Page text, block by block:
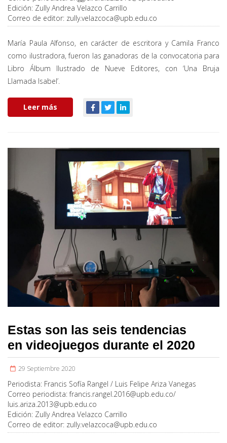
Edición: Zully Andrea Velazco Carrillo
Correo de editor: zully.velazcoca@upb.edu.co
María Paula Alfonso, en carácter de escritora y Camila Franco
como ilustradora, fueron las ganadoras de la convocatoria para
Libro Álbum Ilustrado de Nueve Editores, con ‘Una Bruja
Llamada Isabel’.
Leer más
Estas son las seis tendencias
en videojuegos durante el 2020
29 Septiembre 2020
Periodista: Francis Sofía Rangel / Luis Felipe Ariza Vanegas
Correo periodista:francis.rangel.2016@upb.edu.co/
luis.ariza.2013@upb.edu.co
Edición: Zully Andrea Velazco Carrillo
Correo de editor: zully.velazcoca@upb.edu.co